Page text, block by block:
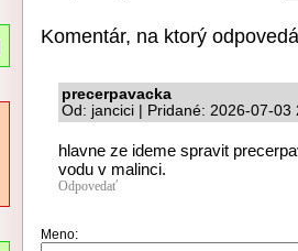
Komentár, na ktorý
precerpavacka
Od: jancici | Pridané: 2026-07-03
hlavne ze ideme spravit
vodu v malinci.
Odpovedať
Meno: